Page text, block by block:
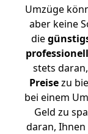
Umzüge
aber keine
die
stets
Preisezu
bei einem
Geld zu
daran, Ihnen